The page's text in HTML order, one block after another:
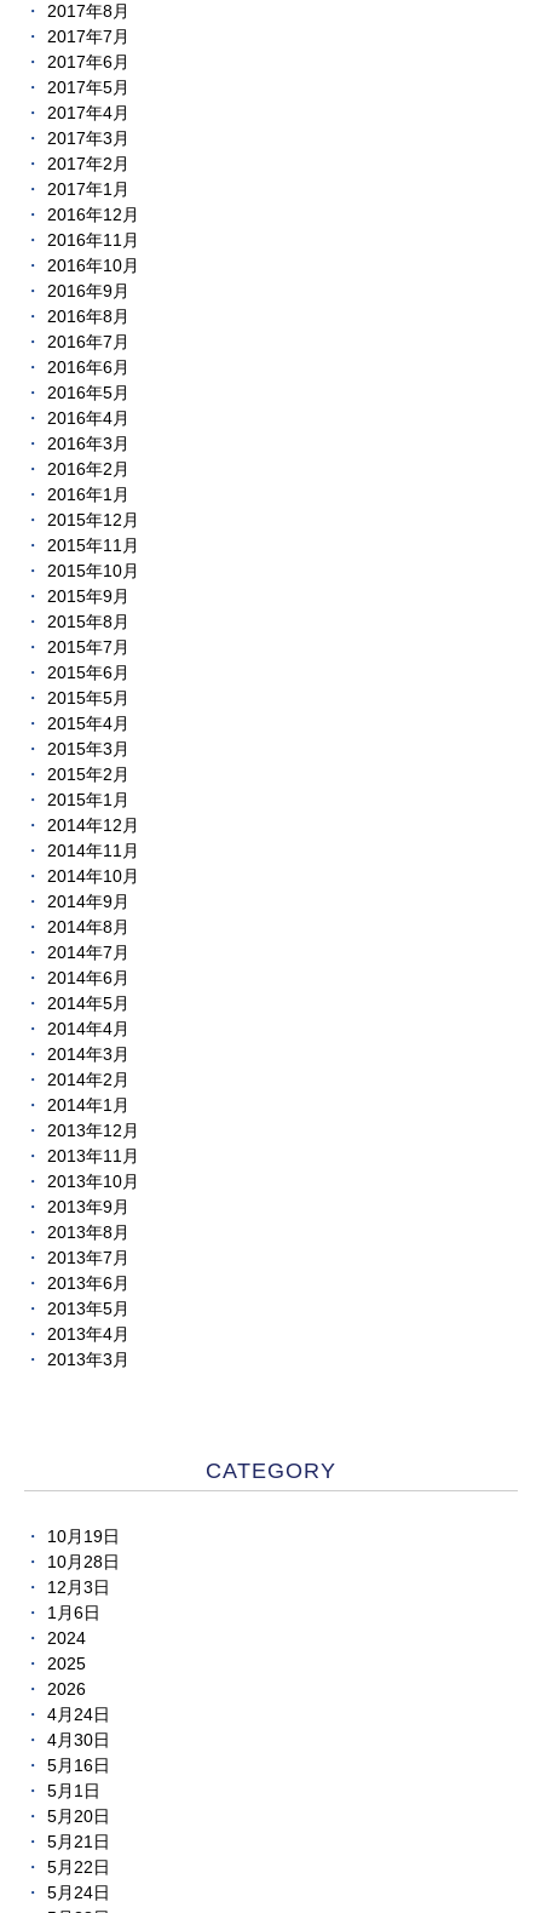
2017年8月
2017年7月
2017年6月
2017年5月
2017年4月
2017年3月
2017年2月
2017年1月
2016年12月
2016年11月
2016年10月
2016年9月
2016年8月
2016年7月
2016年6月
2016年5月
2016年4月
2016年3月
2016年2月
2016年1月
2015年12月
2015年11月
2015年10月
2015年9月
2015年8月
2015年7月
2015年6月
2015年5月
2015年4月
2015年3月
2015年2月
2015年1月
2014年12月
2014年11月
2014年10月
2014年9月
2014年8月
2014年7月
2014年6月
2014年5月
2014年4月
2014年3月
2014年2月
2014年1月
2013年12月
2013年11月
2013年10月
2013年9月
2013年8月
2013年7月
2013年6月
2013年5月
2013年4月
2013年3月
CATEGORY
10月19日
10月28日
12月3日
1月6日
2024
2025
2026
4月24日
4月30日
5月16日
5月1日
5月20日
5月21日
5月22日
5月24日